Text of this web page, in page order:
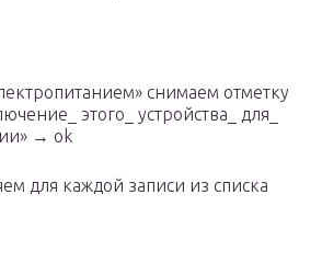
снимаем отметку
этого_ устройства_ для_
→ ok
для каждой записи из списка